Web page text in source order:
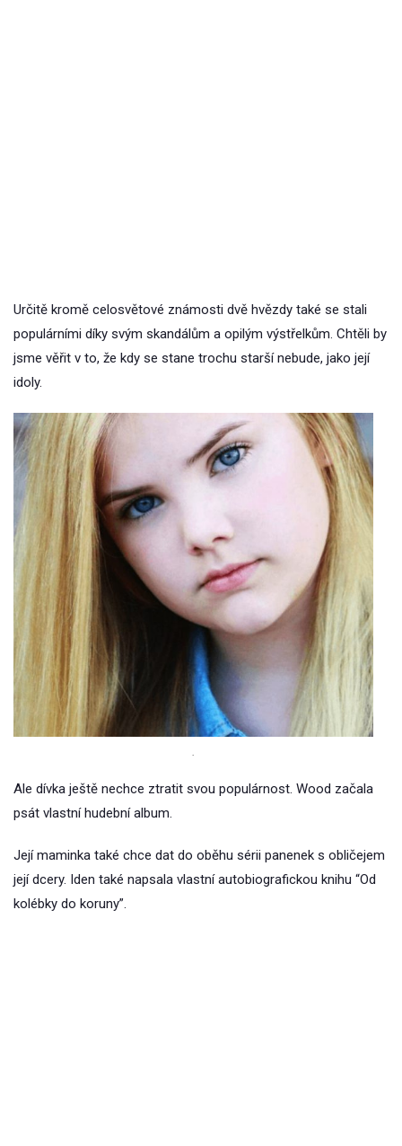
Určitě kromě celosvětové známosti dvě hvězdy také se stali
populárními díky svým skandálům a opilým výstřelkům. Chtěli by
jsme věřit v to, že kdy se stane trochu starší nebude, jako její
idoly.
.
Ale dívka ještě nechce ztratit svou populárnost. Wood začala
psát vlastní hudební album.
Její maminka také chce dat do oběhu sérii panenek s obličejem
její dcery. Iden také napsala vlastní autobiografickou knihu “Od
kolébky do koruny”.